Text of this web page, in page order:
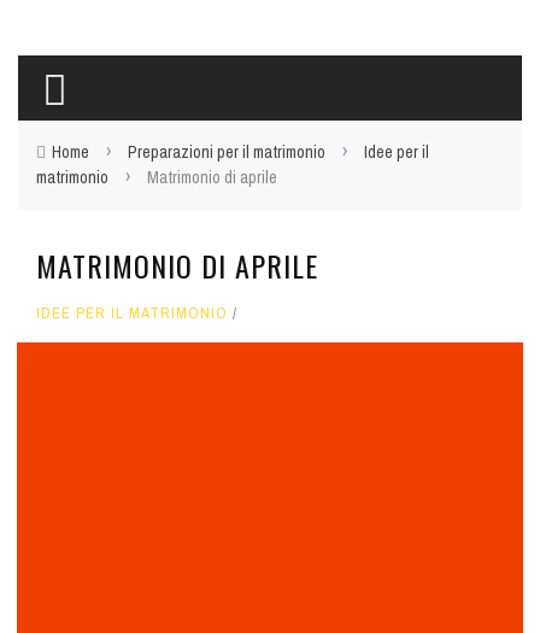
Home › Preparazioni per il matrimonio ›
Idee per il
matrimonio
› Matrimonio di aprile
MATRIMONIO DI APRILE
IDEE PER IL MATRIMONIO